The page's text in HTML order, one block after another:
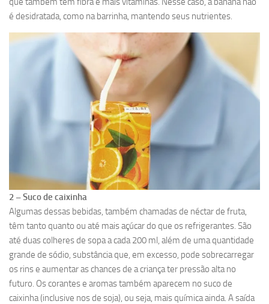
é desidratada, como na barrinha, mantendo seus nutrientes.
2 – Suco de caixinha
Algumas dessas bebidas, também chamadas de néctar de fruta,
têm tanto quanto ou até mais açúcar do que os refrigerantes. São
até duas colheres de sopa a cada 200 ml, além de uma quantidade
grande de sódio, substância que, em excesso, pode sobrecarregar
os rins e aumentar as chances de a criança ter pressão alta no
futuro. Os corantes e aromas também aparecem no suco de
caixinha (inclusive nos de soja), ou seja, mais química ainda. A saída